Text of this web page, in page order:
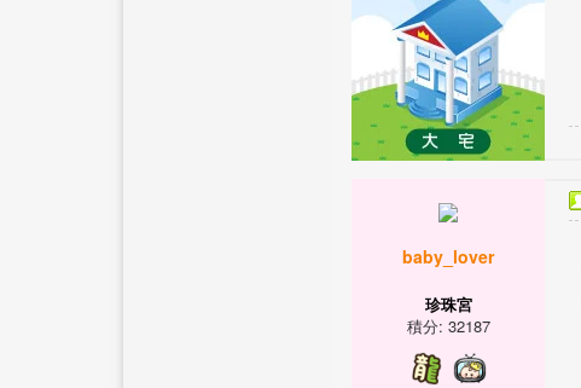
baby_lover
珍珠宮
積分: 32187